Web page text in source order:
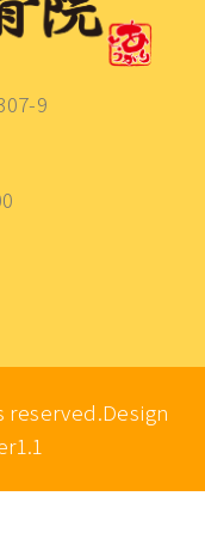
9
reserved.Design